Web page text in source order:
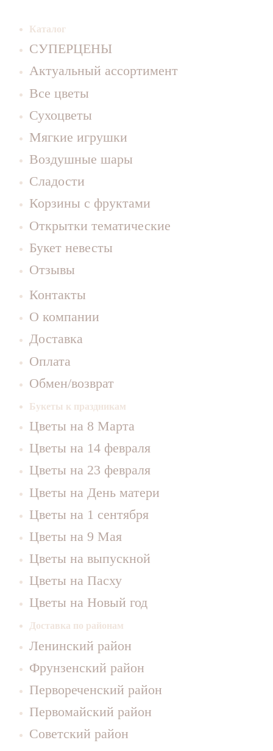
Каталог
СУПЕРЦЕНЫ
Актуальный ассортимент
Все цветы
Сухоцветы
Мягкие игрушки
Воздушные шары
Сладости
Корзины с фруктами
Открытки тематические
Букет невесты
Отзывы
Контакты
О компании
Доставка
Оплата
Обмен/возврат
Букеты к праздникам
Цветы на 8 Марта
Цветы на 14 февраля
Цветы на 23 февраля
Цветы на День матери
Цветы на 1 сентября
Цветы на 9 Мая
Цветы на выпускной
Цветы на Пасху
Цветы на Новый год
Доставка по районам
Ленинский район
Фрунзенский район
Первореченский район
Первомайский район
Советский район